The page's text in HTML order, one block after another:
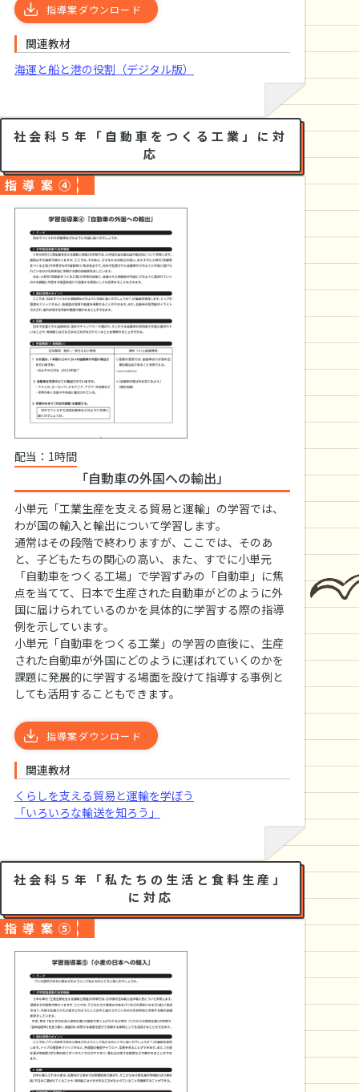
指導案ダウンロード
関連教材
海運と船と港の役割（デジタル版）
社会科５年「自動車をつくる工業」に対
応
指導案④
配当：1時間
「自動車の外国への輸出」
小単元「工業生産を支える貿易と運輸」の学習では、
わが国の輸入と輸出について学習します。
通常はその段階で終わりますが、ここでは、そのあ
と、子どもたちの関心の高い、また、すでに小単元
「自動車をつくる工場」で学習ずみの「自動車」に焦
点を当てて、日本で生産された自動車がどのように外
国に届けられているのかを具体的に学習する際の指導
例を示しています。
小単元「自動車をつくる工業」の学習の直後に、生産
された自動車が外国にどのように運ばれていくのかを
課題に発展的に学習する場面を設けて指導する事例と
しても活用することもできます。
指導案ダウンロード
関連教材
くらしを支える貿易と運輸を学ぼう
「いろいろな輸送を知ろう」
社会科５年「私たちの生活と食料生産」
に対応
指導案⑤